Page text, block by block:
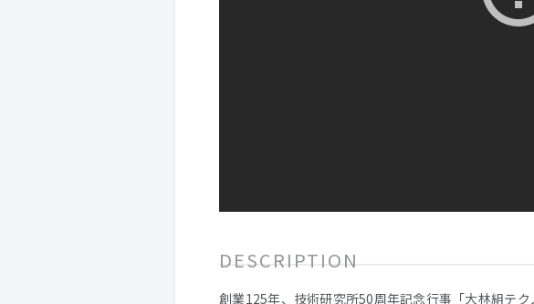
DESCRIPTION
創業125年、技術研究所50周年記念行事「大林組テク